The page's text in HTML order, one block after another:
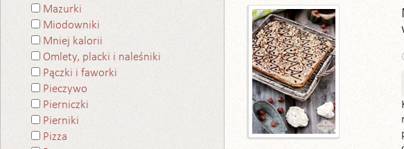
Mazurki
Miodowniki
Mniej kalorii
Omlety, placki i naleśniki
Pączki i faworki
Pieczywo
Pierniczki
Pierniki
Pizza